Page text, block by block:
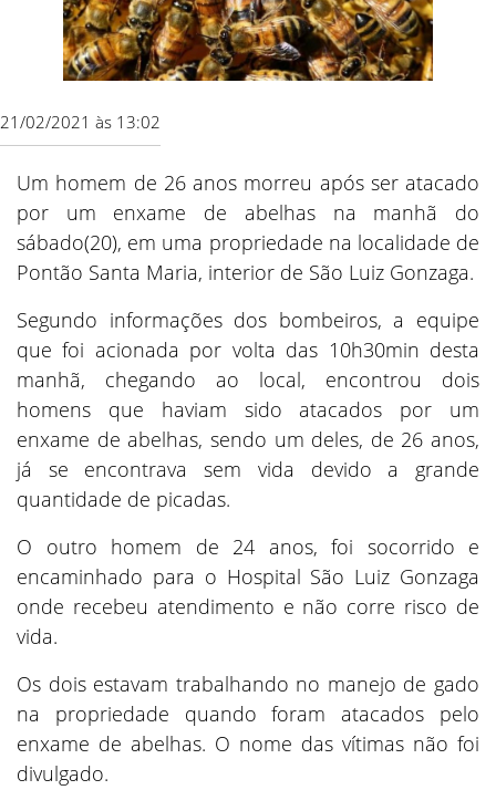
21/02/2021 às 13:02
Um homem de 26 anos morreu após ser atacado
por um enxame de abelhas na manhã do
sábado(20), em uma propriedade na localidade de
Pontão Santa Maria, interior de São Luiz Gonzaga.
Segundo informações dos bombeiros, a equipe
que foi acionada por volta das 10h30min desta
manhã, chegando ao local, encontrou dois
homens que haviam sido atacados por um
enxame de abelhas, sendo um deles, de 26 anos,
já se encontrava sem vida devido a grande
quantidade de picadas.
O outro homem de 24 anos, foi socorrido e
encaminhado para o Hospital São Luiz Gonzaga
onde recebeu atendimento e não corre risco de
vida.
Os dois estavam trabalhando no manejo de gado
na propriedade quando foram atacados pelo
enxame de abelhas. O nome das vítimas não foi
divulgado.